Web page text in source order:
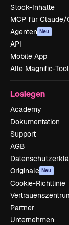
Stock-Inhalte
MCP für Claude/
Agenten Neu
API
Mobile App
Alle Magnific-
Loslegen
Academy
Dokumentation
Support
AGB
Originale Neu
Cookie-Richtlinie
Partner
Unternehmen